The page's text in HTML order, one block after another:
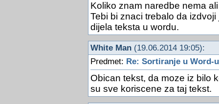
Koliko znam naredbe nema
Tebi bi znaci trebalo da
dijela teksta u wordu.
White Man(19.06.2014 19:05):
Predmet: Re: Sortiranje u Word-u
Obican tekst, da moze iz bilo
su sve koriscene za taj tekst.